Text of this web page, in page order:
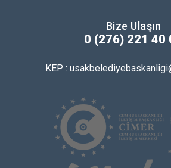
Bize Ulaşın
0 (276) 221 40
KEP :